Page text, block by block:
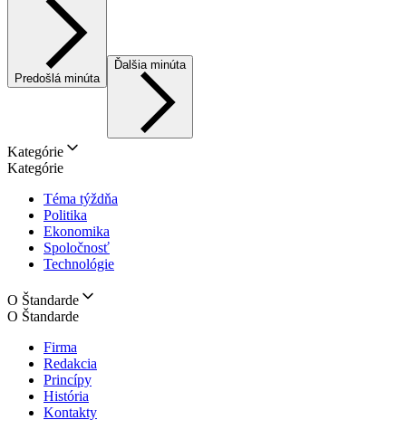
Predošlá minúta
Ďalšia minúta
Kategórie
Kategórie
Téma týždňa
Politika
Ekonomika
Spoločnosť
Technológie
O Štandarde
O Štandarde
Firma
Redakcia
Princípy
História
Kontakty